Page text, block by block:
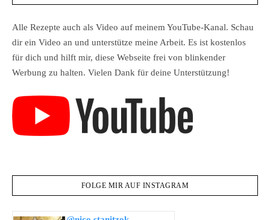
Alle Rezepte auch als Video auf meinem YouTube-Kanal. Schau
dir ein Video an und unterstütze meine Arbeit. Es ist kostenlos
für dich und hilft mir, diese Webseite frei von blinkender
Werbung zu halten. Vielen Dank für deine Unterstützung!
FOLGE MIR AUF INSTAGRAM